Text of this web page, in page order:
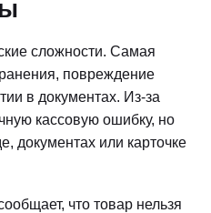
сложности. Самая
повреждение
в документах. Из-за
кассовую ошибку, но
документах или карточке
что товар нельзя